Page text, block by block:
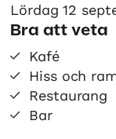
Lördag 12
Bra att veta
Kafé
Hiss och
Restaurang
Bar